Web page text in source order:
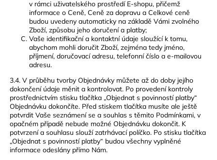
v rámci uživatelského prostředí E-shopu, přičemž
informace o Ceně, Ceně za dopravu a Celkové ceně
budou uvedeny automaticky na základě Vámi zvolného
Zboží, způsobu jeho doručení a platby;
Vaše identifikační a kontaktní údaje sloužící k tomu,
abychom mohli doručit Zboží, zejména tedy jméno,
příjmení, doručovací adresu, telefonní číslo a e-mailovou
adresu.
3.4. V průběhu tvorby Objednávky můžete až do doby jejího
dokončení údaje měnit a kontrolovat. Po provedení kontroly
prostřednictvím stisku tlačítka „Objednat s povinností platby“
Objednávku dokončíte. Před stiskem tlačítka musíte ale ještě
potvrdit Vaše seznámení se a souhlas s těmito Podmínkami, v
opačném případě nebude možné Objednávku dokončit. K
potvrzení a souhlasu slouží zatrhávací políčko. Po stisku tlačítka
„Objednat s povinností platby“ budou všechny vyplněné
informace odeslány přímo Nám.